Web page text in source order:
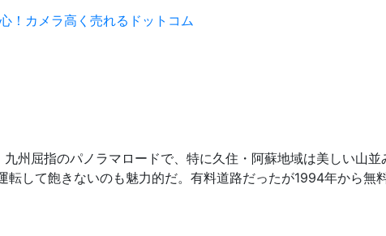
！カメラ高く売れるドットコム
州屈指のパノラマロードで、特に久住・阿蘇地域は美しい山並
して飽きないのも魅力的だ。有料道路だったが1994年から無